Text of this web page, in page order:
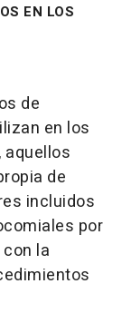
EN LOS
de
en los
aquellos
de
incluidos
por
la